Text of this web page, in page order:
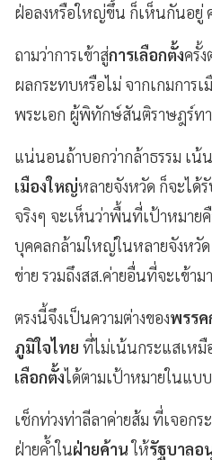
ฝ่อลงหรือใหญ่ขึ้น ก็เห็นกันอยู่
ถามว่าการเข้าสู่การเลือกตั้งครั้
ผลกระทบหรือไม่ จากเกมการเ
พระเอก ผู้พิทักษ์สันติราษฎร์ทา
แน่นอนถ้าบอกว่ากล้าธรรม เน้น
เมืองใหญ่หลายจังหวัด ก็จะได้
จริงๆ จะเห็นว่าพื้นที่เป้าหมาย
บุคคลกล้ามใหญ่ในหลายจังหวัด
ข่าย รวมถึงสส.ค่ายอื่นที่จะเข้าม
ตรงนี้จึงเป็นความต่างของพรรค
ภูมิใจไทย ที่ไม่เน้นกระแสเห
เลือกตั้งได้ตามเป้าหมายในแบบ
เช็กท่วงท่าลีลาค่ายส้ม ที่เจอก
ฝ่ายค้ำในฝ่ายค้านให้รัฐบาลอ